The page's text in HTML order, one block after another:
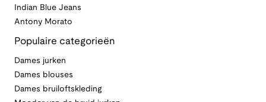
Indian Blue Jeans
Antony Morato
Populaire categorieën
Dames jurken
Dames blouses
Dames bruiloftskleding